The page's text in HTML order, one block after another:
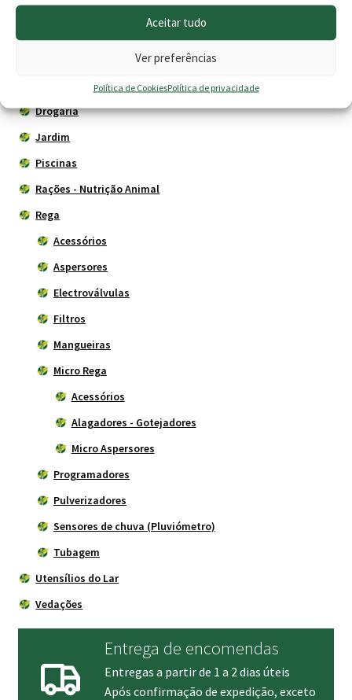
Aceitar tudo
Ver preferências
Política de CookiesPolítica de privacidade
Animais
Depósitos - Fossas
Drogaria
Jardim
Piscinas
Rações - Nutrição Animal
Rega
Acessórios
Aspersores
Electroválvulas
Filtros
Mangueiras
Micro Rega
Acessórios
Alagadores - Gotejadores
Micro Aspersores
Programadores
Pulverizadores
Sensores de chuva (Pluviómetro)
Tubagem
Utensílios do Lar
Vedações
Entrega de encomendas
Entregas a partir de 1 a 2 dias úteis
Após confirmação de expedição, exceto